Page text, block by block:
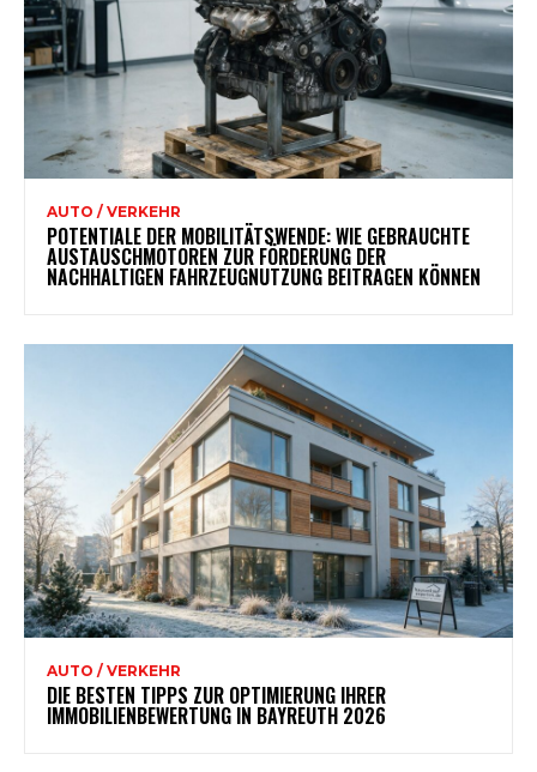
AUTO / VERKEHR
POTENTIALE DER MOBILITÄTSWENDE: WIE GEBRAUCHTE
AUSTAUSCHMOTOREN ZUR FÖRDERUNG DER
NACHHALTIGEN FAHRZEUGNUTZUNG BEITRAGEN KÖNNEN
AUTO / VERKEHR
DIE BESTEN TIPPS ZUR OPTIMIERUNG IHRER
IMMOBILIENBEWERTUNG IN BAYREUTH 2026